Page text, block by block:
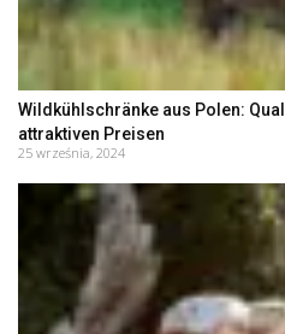
Wildkühlschränke aus Polen:
attraktiven Preisen
25 września, 2024